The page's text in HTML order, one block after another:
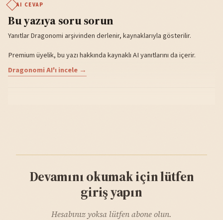
AI CEVAP
Bu yazıya soru sorun
Yanıtlar Dragonomi arşivinden derlenir, kaynaklarıyla gösterilir.
Premium üyelik, bu yazı hakkında kaynaklı AI yanıtlarını da içerir.
Dragonomi AI'ı incele →
Devamını okumak için lütfen
giriş yapın
Hesabınız yoksa lütfen abone olun.